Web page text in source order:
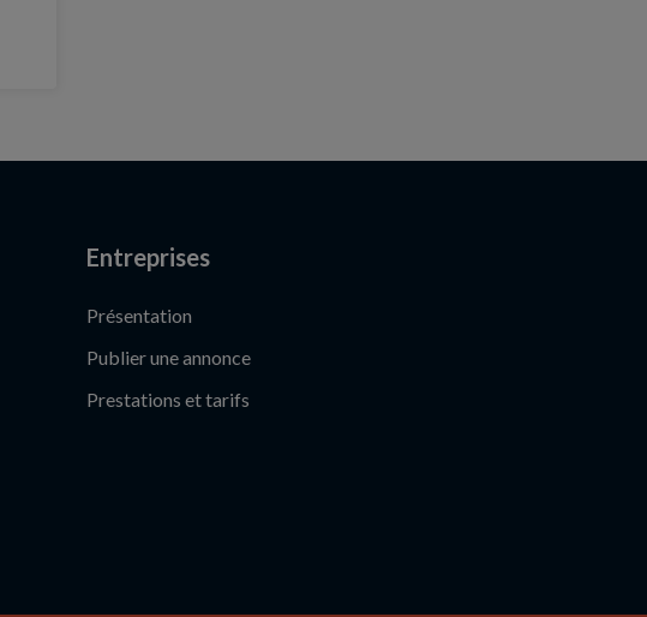
Entreprises
Présentation
Publier une annonce
Prestations et tarifs